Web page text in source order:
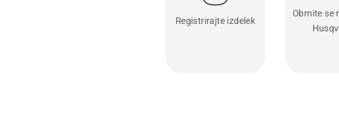
Registrirajte izdelek
Obrnite se